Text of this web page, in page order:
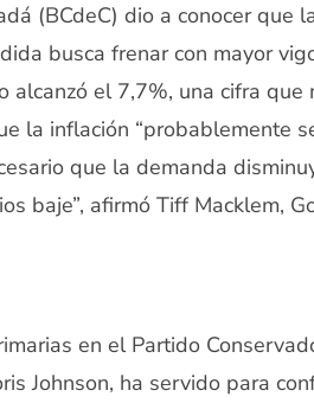
(BCdeC) dio a conocer que
busca frenar con mayor
alcanzó el 7,7%, una cifra
la inflación “probablemente
que la demanda
baje”, afirmó Tiff Macklem,
en el Partido
Johnson, ha servido para